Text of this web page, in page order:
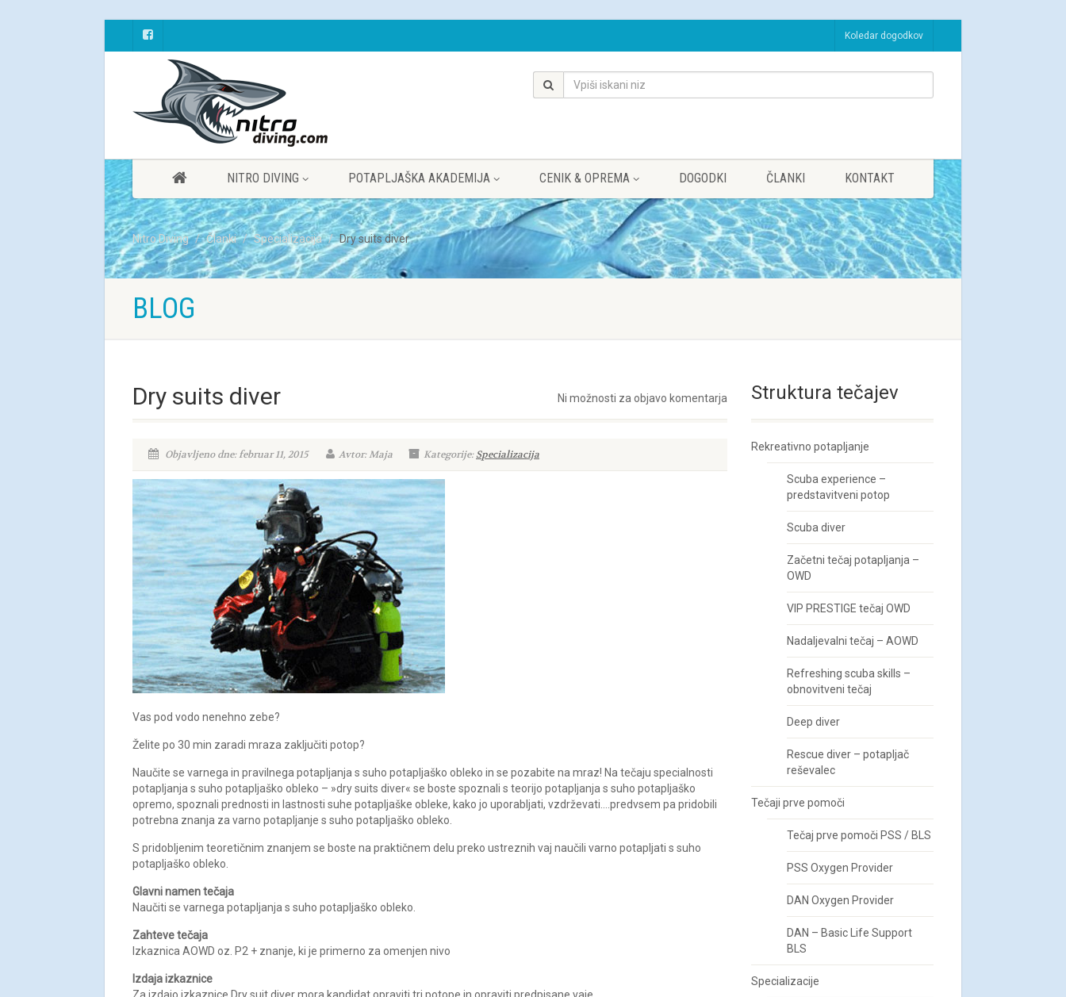
Koledar dogodkov
NITRO DIVING POTAPLJAŠKA AKADEMIJA CENIK & OPREMA DOGODKI ČLANKI KONTAKT
Nitro Diving Članki Specializacija Dry suits diver
BLOG
Ni možnosti za objavo komentarja
Dry suits diver
Objavljeno dne: februar 11, 2015 Avtor: Maja Kategorije:Specializacija
Vas pod vodo nenehno zebe?
Želite po 30 min zaradi mraza zaključiti potop?
Naučite se varnega in pravilnega potapljanja s suho potapljaško obleko in se pozabite na mraz! Na tečaju specialnosti
potapljanja s suho potapljaško obleko – »dry suits diver« se boste spoznali s teorijo potapljanja s suho potapljaško
opremo, spoznali prednosti in lastnosti suhe potapljaške obleke, kako jo uporabljati, vzdrževati….predvsem pa pridobili
potrebna znanja za varno potapljanje s suho potapljaško obleko.
S pridobljenim teoretičnim znanjem se boste na praktičnem delu preko ustreznih vaj naučili varno potapljati s suho
potapljaško obleko.
Glavni namen tečaja
Naučiti se varnega potapljanja s suho potapljaško obleko.
Zahteve tečaja
Izkaznica AOWD oz. P2 + znanje, ki je primerno za omenjen nivo
Izdaja izkaznice
Struktura tečajev
Rekreativno potapljanje
Scuba experience –
predstavitveni potop
Scuba diver
Začetni tečaj potapljanja –
OWD
VIP PRESTIGE tečaj OWD
Nadaljevalni tečaj – AOWD
Refreshing scuba skills –
obnovitveni tečaj
Deep diver
Rescue diver – potapljač
reševalec
Tečaji prve pomoči
Tečaj prve pomoči PSS / BLS
PSS Oxygen Provider
DAN Oxygen Provider
DAN – Basic Life Support
BLS
Specializacije